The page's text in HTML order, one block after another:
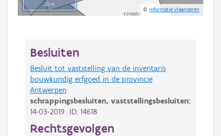
20 m
©Informatie Vlaanderen
Besluiten
Besluit tot vaststelling van de inventaris
bouwkundig erfgoed in de provincie
Antwerpen
schrappingsbesluiten, vaststellingsbesluiten:
14-03-2019 ID: 14618
Rechtsgevolgen